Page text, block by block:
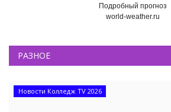
Подробный прогноз
world-weather.ru
РАЗНОЕ
Новости Колледж TV 2026